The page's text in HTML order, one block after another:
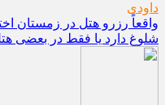
داودی
واقعاً رزرو هتل در زمستان
شلوغ دارد یا فقط در بعضی